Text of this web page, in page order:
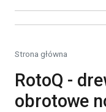
Strona główna
RotoQ -
obrotowe